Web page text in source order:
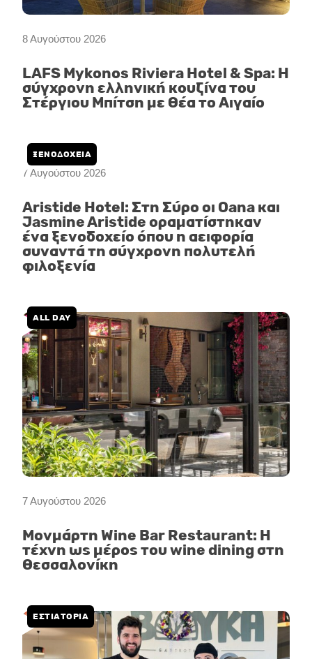
8 Αυγούστου 2026
LAFS Mykonos Riviera Hotel & Spa: Η
σύγχρονη ελληνική κουζίνα του
Στέργιου Μπίτση με θέα το Αιγαίο
7 Αυγούστου 2026
ΞΕΝΟΔΟΧΕΙΑ
Aristide Hotel: Στη Σύρο οι Oana και
Jasmine Aristide οραματίστηκαν
ένα ξενοδοχείο όπου η αειφορία
συναντά τη σύγχρονη πολυτελή
φιλοξενία
7 Αυγούστου 2026
ALL DAY
Μονμάρτη Wine Bar Restaurant: Η
τέχνη ως μέρος του wine dining στη
Θεσσαλονίκη
ΕΣΤΙΑΤΟΡΙΑ